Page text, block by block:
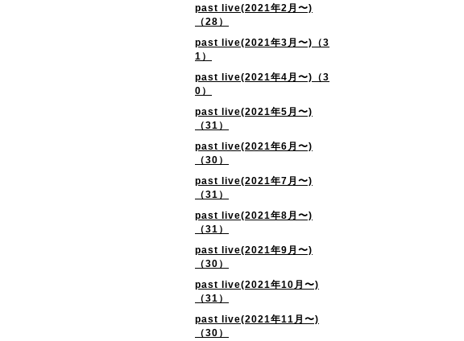
past live(2021年2月〜)
（28）
past live(2021年3月〜)（3
1）
past live(2021年4月〜)（3
0）
past live(2021年5月〜)
（31）
past live(2021年6月〜)
（30）
past live(2021年7月〜)
（31）
past live(2021年8月〜)
（31）
past live(2021年9月〜)
（30）
past live(2021年10月〜)
（31）
past live(2021年11月〜)
（30）